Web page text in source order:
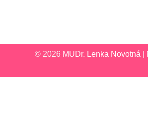
© 2026 MUDr. Lenka Novotná